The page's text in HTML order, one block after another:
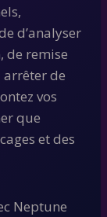
d’analyser
de remise
arrêter de
vos
que
et des
Neptune